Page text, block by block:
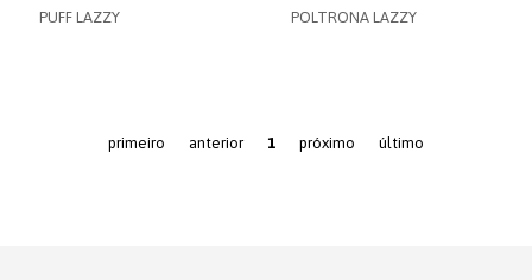
PUFF LAZZY POLTRONA LAZZY
primeiro anterior 1 próximo último